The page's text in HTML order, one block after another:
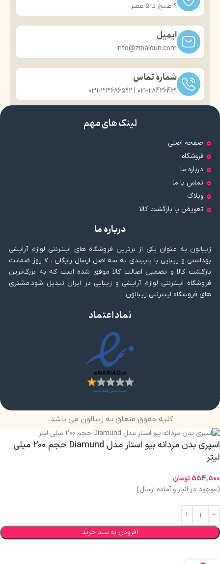
9 صبح تا ۵ عصر
ایمیل
info@zibaloun.com
شماره تماس
021-28426469 | 031-33686592
لینک های مهم
صفحه اصلی
فروشگاه
درباره ما
تماس با ما
وبلاگ
تعویض یا بازگشت کالا
درباره ما
زیبالون به عنوان یکی از برترین فروشگاه های اینترنتی لوازم آرایشی
بهداشتی و زیبایی با پایبندی به سه اصل ارسال رایگان ، ۷ روز ضمانت
بازگشت کالا و تضمین اصالت کالا موفق شده است که به بزرگ‌ترین
فروشگاه اینترنتی لوازم آرایشی و زیبایی در ایران تبدیل شود.مشتری
های فروشگاه اینترنتی زیبالون …
نماد اعتماد
کلیه حقوق متعلق به زیبالون می باشد.
اسپری بدن مردانه بیو استار مدل Diamund حجم 200 میلی
لیتر
554,500تومان
(موجود در انبار و آماده ارسال)
افزودن به سبد خرید